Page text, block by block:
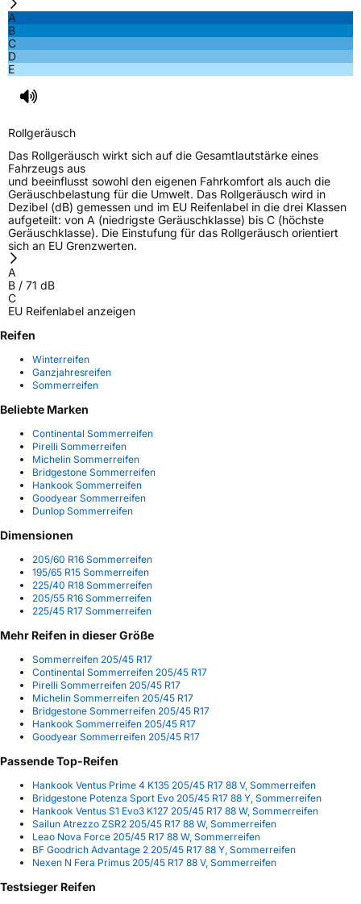
A
B
C
D
E
Rollgeräusch
Das Rollgeräusch wirkt sich auf die Gesamtlautstärke eines
Fahrzeugs aus
und beeinflusst sowohl den eigenen Fahrkomfort als auch die
Geräuschbelastung für die Umwelt. Das Rollgeräusch wird in
Dezibel (dB) gemessen und im EU Reifenlabel in die drei Klassen
aufgeteilt: von A (niedrigste Geräuschklasse) bis C (höchste
Geräuschklasse). Die Einstufung für das Rollgeräusch orientiert
sich an EU Grenzwerten.
A
B / 71 dB
C
EU Reifenlabel anzeigen
Reifen
Winterreifen
Ganzjahresreifen
Sommerreifen
Beliebte Marken
Continental Sommerreifen
Pirelli Sommerreifen
Michelin Sommerreifen
Bridgestone Sommerreifen
Hankook Sommerreifen
Goodyear Sommerreifen
Dunlop Sommerreifen
Dimensionen
205/60 R16 Sommerreifen
195/65 R15 Sommerreifen
225/40 R18 Sommerreifen
205/55 R16 Sommerreifen
225/45 R17 Sommerreifen
Mehr Reifen in dieser Größe
Sommerreifen 205/45 R17
Continental Sommerreifen 205/45 R17
Pirelli Sommerreifen 205/45 R17
Michelin Sommerreifen 205/45 R17
Bridgestone Sommerreifen 205/45 R17
Hankook Sommerreifen 205/45 R17
Goodyear Sommerreifen 205/45 R17
Passende Top-Reifen
Hankook Ventus Prime 4 K135 205/45 R17 88 V, Sommerreifen
Bridgestone Potenza Sport Evo 205/45 R17 88 Y, Sommerreifen
Hankook Ventus S1 Evo3 K127 205/45 R17 88 W, Sommerreifen
Sailun Atrezzo ZSR2 205/45 R17 88 W, Sommerreifen
Leao Nova Force 205/45 R17 88 W, Sommerreifen
BF Goodrich Advantage 2 205/45 R17 88 Y, Sommerreifen
Nexen N Fera Primus 205/45 R17 88 V, Sommerreifen
Testsieger Reifen